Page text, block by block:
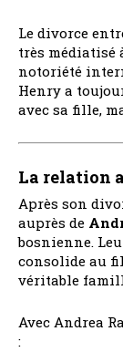
Le divorce
très médiatisé
notoriété
Henry a
avec sa fille,
La relation
Après son
auprès de
bosnienne.
consolide au
véritable
Avec Andrea
: